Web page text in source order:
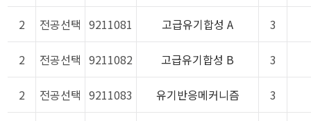
2 전공선택 9211081 고급유기합성 A 3
2 전공선택 9211082 고급유기합성 B 3
2 전공선택 9211083 유기반응메커니즘 3